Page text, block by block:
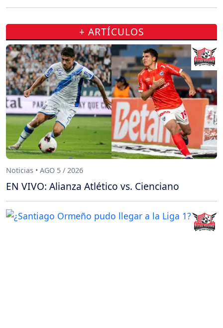
+ ARTÍCULOS
Noticias • AGO 5 / 2026
EN VIVO: Alianza Atlético vs. Cienciano